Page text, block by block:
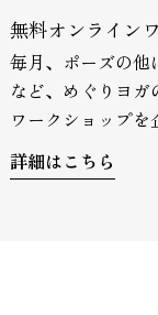
無料オンライン
毎月、ポーズの他
など、めぐりヨ
ワークショップ
詳細はこちら